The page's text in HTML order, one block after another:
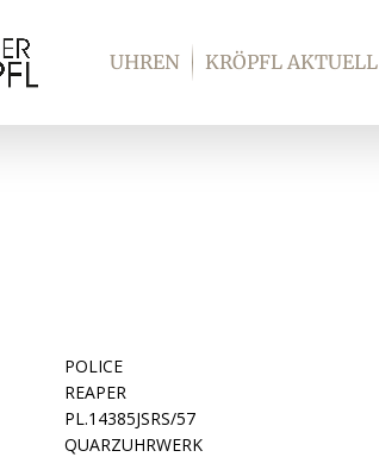
UHREN KRÖPFL AKTUELL
POLICE
REAPER
PL.14385JSRS/57
QUARZUHRWERK